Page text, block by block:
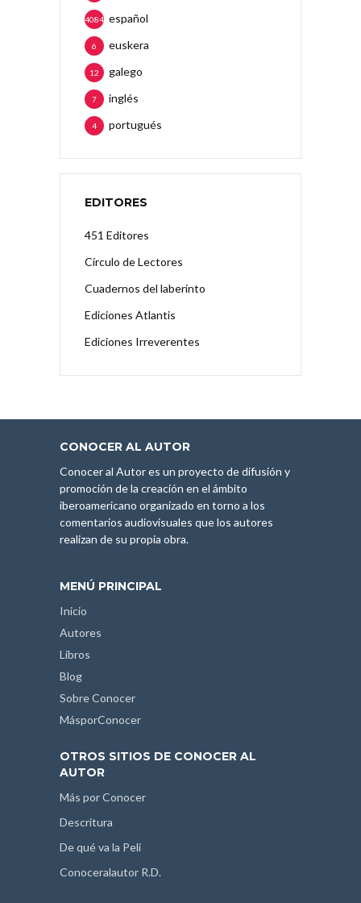
español
4084
euskera
6
galego
12
inglés
7
portugués
4
EDITORES
451 Editores
Círculo de Lectores
Cuadernos del laberinto
Ediciones Atlantis
Ediciones Irreverentes
CONOCER AL AUTOR
Conocer al Autor es un proyecto de difusión y
promoción de la creación en el ámbito
iberoamericano organizado en torno a los
comentarios audiovisuales que los autores
realizan de su propia obra.
MENÚ PRINCIPAL
Inicio
Autores
Libros
Blog
Sobre Conocer
MásporConocer
OTROS SITIOS DE CONOCER AL
AUTOR
Más por Conocer
Descritura
De qué va la Peli
Conoceralautor R.D.